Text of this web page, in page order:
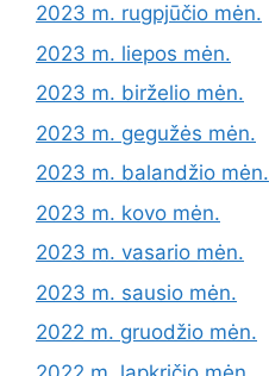
2023 m. rugpjūčio mėn.
2023 m. liepos mėn.
2023 m. birželio mėn.
2023 m. gegužės mėn.
2023 m. balandžio mėn.
2023 m. kovo mėn.
2023 m. vasario mėn.
2023 m. sausio mėn.
2022 m. gruodžio mėn.